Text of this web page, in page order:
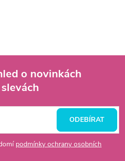
o novinkách
podmínky ochrany osobních
ODEBÍRAT